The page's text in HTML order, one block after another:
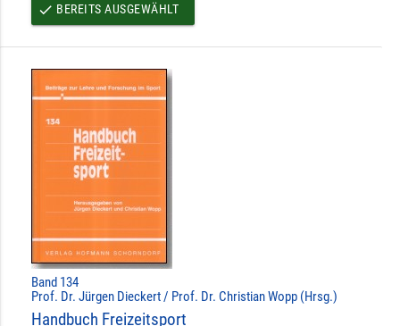
done BEREITS AUSGEWÄHLT
Band 134
Prof. Dr. Jürgen Dieckert / Prof. Dr. Christian Wopp (Hrsg.)
Handbuch Freizeitsport